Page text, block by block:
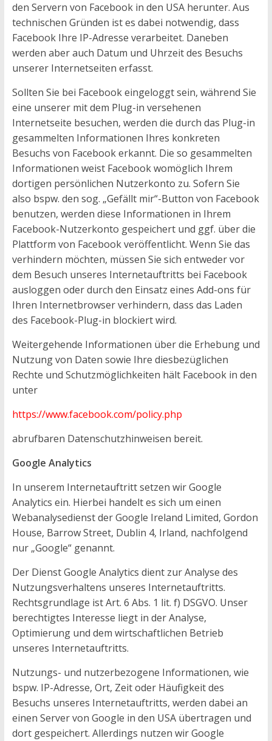
den Servern von Facebook in den USA herunter. Aus
technischen Gründen ist es dabei notwendig, dass
Facebook Ihre IP-Adresse verarbeitet. Daneben
werden aber auch Datum und Uhrzeit des Besuchs
unserer Internetseiten erfasst.
Sollten Sie bei Facebook eingeloggt sein, während Sie
eine unserer mit dem Plug-in versehenen
Internetseite besuchen, werden die durch das Plug-in
gesammelten Informationen Ihres konkreten
Besuchs von Facebook erkannt. Die so gesammelten
Informationen weist Facebook womöglich Ihrem
dortigen persönlichen Nutzerkonto zu. Sofern Sie
also bspw. den sog. „Gefällt mir“-Button von Facebook
benutzen, werden diese Informationen in Ihrem
Facebook-Nutzerkonto gespeichert und ggf. über die
Plattform von Facebook veröffentlicht. Wenn Sie das
verhindern möchten, müssen Sie sich entweder vor
dem Besuch unseres Internetauftritts bei Facebook
ausloggen oder durch den Einsatz eines Add-ons für
Ihren Internetbrowser verhindern, dass das Laden
des Facebook-Plug-in blockiert wird.
Weitergehende Informationen über die Erhebung und
Nutzung von Daten sowie Ihre diesbezüglichen
Rechte und Schutzmöglichkeiten hält Facebook in den
unter
https://www.facebook.com/policy.php
abrufbaren Datenschutzhinweisen bereit.
Google Analytics
In unserem Internetauftritt setzen wir Google
Analytics ein. Hierbei handelt es sich um einen
Webanalysedienst der Google Ireland Limited, Gordon
House, Barrow Street, Dublin 4, Irland, nachfolgend
nur „Google“ genannt.
Der Dienst Google Analytics dient zur Analyse des
Nutzungsverhaltens unseres Internetauftritts.
Rechtsgrundlage ist Art. 6 Abs. 1 lit. f) DSGVO. Unser
berechtigtes Interesse liegt in der Analyse,
Optimierung und dem wirtschaftlichen Betrieb
unseres Internetauftritts.
Nutzungs- und nutzerbezogene Informationen, wie
bspw. IP-Adresse, Ort, Zeit oder Häufigkeit des
Besuchs unseres Internetauftritts, werden dabei an
einen Server von Google in den USA übertragen und
dort gespeichert. Allerdings nutzen wir Google